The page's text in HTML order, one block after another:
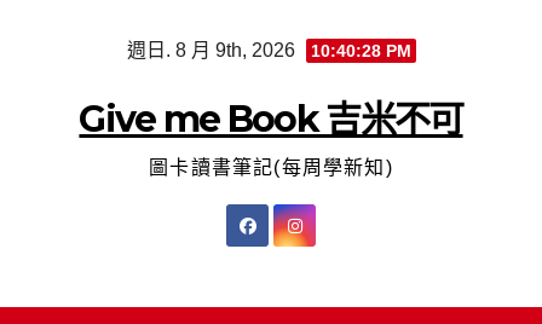
週日. 8 月 9th, 2026 10:40:29 PM
Give me Book 吉米不可
圖卡讀書筆記(每周學新知)